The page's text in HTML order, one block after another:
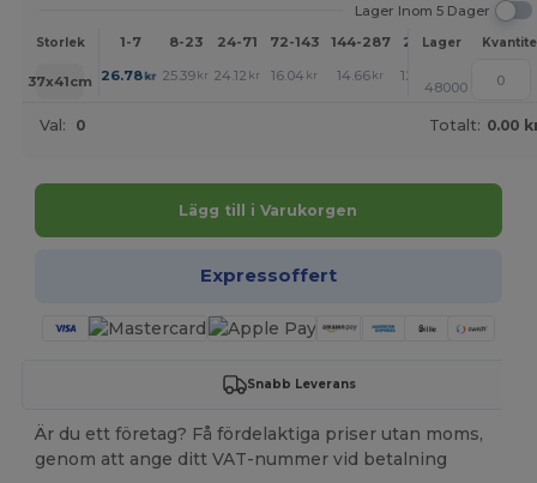
Lager Inom 5 Dager
Storlek 1-7 8-23 24-71 72-143 144-287 288 + Mer
Lager
37x41cm 26.78kr 25.39 kr 24.12 kr 16.04 kr 14.66 kr 12.75 +
48000
Val: 0 Totalt: 0.00
Lägg till i Varukorgen
Expressoffert
Snabb Leverans
Är du ett företag? Få fördelaktiga priser utan moms,
genom att ange ditt VAT-nummer vid betalning